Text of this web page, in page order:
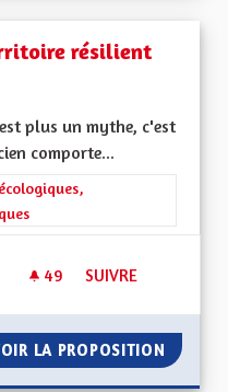
résilient
plus un mythe, c'est
comporte...
: Les transitions
49 49 ABONNÉS
SUIVRE
LA PROPOSITION FAIRE